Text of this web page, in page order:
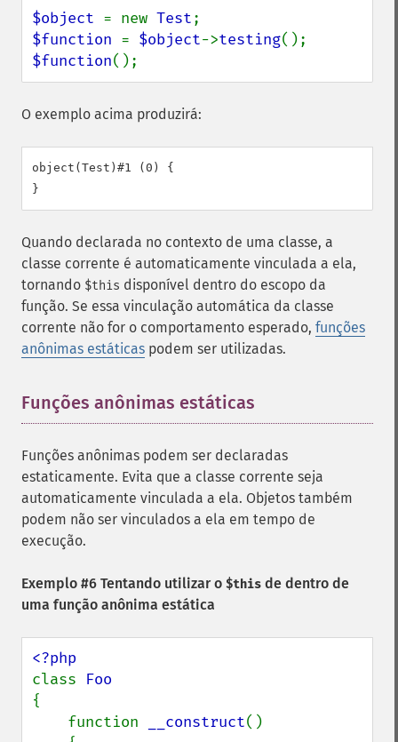
$object = new Test
$function = $object->testing
$function();
O exemplo acima produzirá:
object(Test)#1 (0) {
Quando declarada no contexto de uma classe, a
classe corrente é automaticamente vinculada a ela,
tornando $this disponível dentro do escopo da
função. Se essa vinculação automática da classe
corrente não for o comportamento esperado, funções
anônimas estáticas podem ser utilizadas.
Funções anônimas estáticas
Funções anônimas podem ser declaradas
estaticamente. Evita que a classe corrente seja
automaticamente vinculada a ela. Objetos também
podem não ser vinculados a ela em tempo de
execução.
Exemplo #6 Tentando utilizar o $this de dentro de
uma função anônima estática
class
{
    function
__construct()